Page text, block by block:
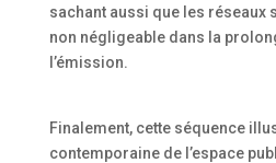
sachant aussi que les réseaux
non négligeable dans la
l’émission.
Finalement, cette séquence
contemporaine de l’espace